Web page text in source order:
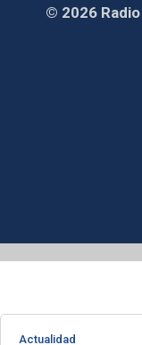
© 2026
Actualidad